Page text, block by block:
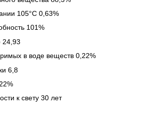
105°С 0,63%
101%
24,93
в воде веществ 0,22%
6,8
к свету 30 лет